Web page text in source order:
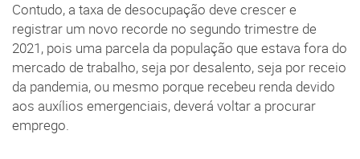
Contudo, a taxa de desocupação deve crescer e
registrar um novo recorde no segundo trimestre de
2021, pois uma parcela da população que estava fora do
mercado de trabalho, seja por desalento, seja por receio
da pandemia, ou mesmo porque recebeu renda devido
aos auxílios emergenciais, deverá voltar a procurar
emprego.